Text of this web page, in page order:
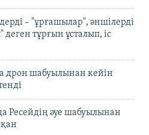
– "ұрғашылар", әншілерді
тұрғын ұсталып, іс
дрон шабуылынан кейін
Ресейдің әуе шабуылынан